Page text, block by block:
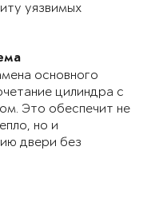
уязвимых
основного
цилиндра с
Это обеспечит не
но и
двери без